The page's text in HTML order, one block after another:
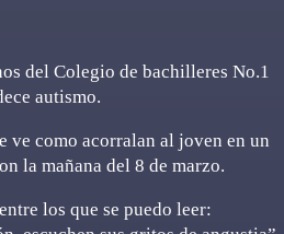
del Colegio de bachilleres No.1
autismo.
ve como acorralan al joven en un
la mañana del 8 de marzo.
los que se puedo leer: